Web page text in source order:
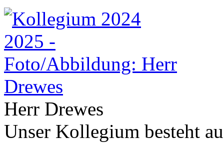
Herr Drewes
Unser Kollegium besteht